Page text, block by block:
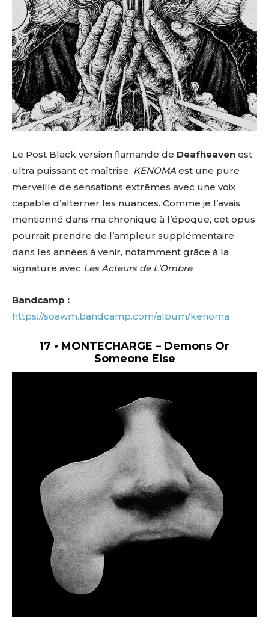
Le Post Black version flamande de Deafheaven est
ultra puissant et maîtrise. KENOMA est une pure
merveille de sensations extrêmes avec une voix
capable d’alterner les nuances. Comme je l’avais
mentionné dans ma chronique à l’époque, cet opus
pourrait prendre de l’ampleur supplémentaire
dans les années à venir, notamment grâce à la
signature avec Les Acteurs de L’Ombre.
Bandcamp :
https://soawm.bandcamp.com/album/kenoma
17 • MONTECHARGE – Demons Or
Someone Else